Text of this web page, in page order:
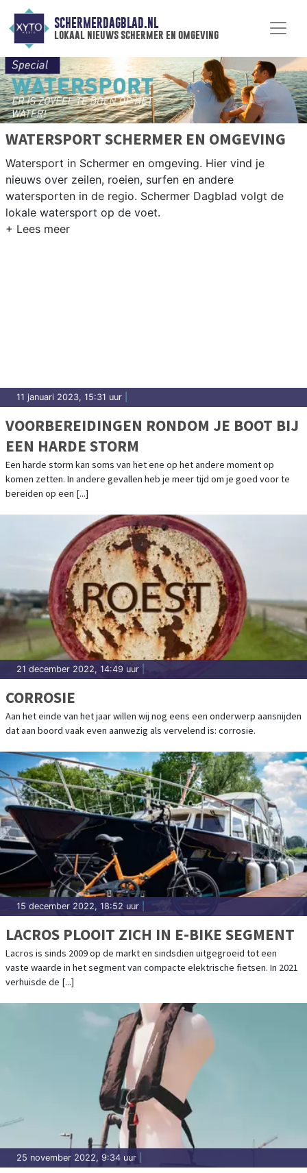
SCHERMERDAGBLAD.NL
lokaal nieuws schermer en omgeving
WATERSPORT SCHERMER EN OMGEVING
Watersport in Schermer en omgeving. Hier vind je
nieuws over zeilen, roeien, surfen en andere
watersporten in de regio. Schermer Dagblad volgt de
lokale watersport op de voet.
11 januari 2023, 15:31 uur
VOORBEREIDINGEN RONDOM JE BOOT BIJ
EEN HARDE STORM
Een harde storm kan soms van het ene op het andere moment op
komen zetten. In andere gevallen heb je meer tijd om je goed voor te
bereiden op een [...]
21 december 2022, 14:49 uur
CORROSIE
Aan het einde van het jaar willen wij nog eens een onderwerp aansnijden
dat aan boord vaak even aanwezig als vervelend is: corrosie.
15 december 2022, 18:52 uur
LACROS PLOOIT ZICH IN E-BIKE SEGMENT
Lacros is sinds 2009 op de markt en sindsdien uitgegroeid tot een
vaste waarde in het segment van compacte elektrische fietsen. In 2021
verhuisde de [...]
25 november 2022, 9:34 uur